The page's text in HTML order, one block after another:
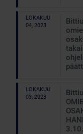
LOKAKUU
04, 2023
LOKAKUU
03, 2023